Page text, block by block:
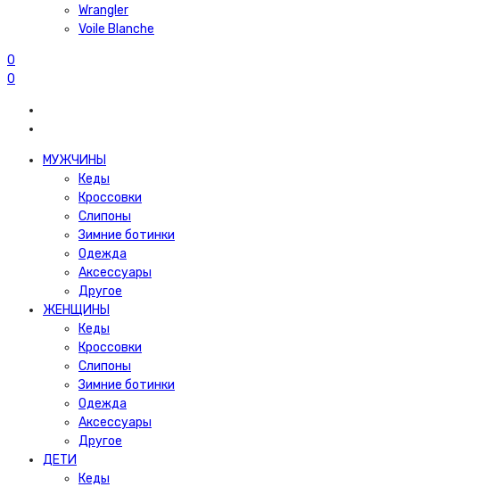
Wrangler
Voile Blanche
0
0
МУЖЧИНЫ
Кеды
Кроссовки
Слипоны
Зимние ботинки
Одежда
Аксессуары
Другое
ЖЕНЩИНЫ
Кеды
Кроссовки
Слипоны
Зимние ботинки
Одежда
Аксессуары
Другое
ДЕТИ
Кеды